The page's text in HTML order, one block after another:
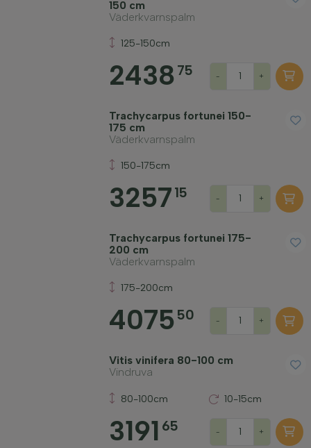
150 cm
Väderkvarnspalm
125-150cm
2438 75 - +
Trachycarpus fortunei 150-
175 cm
Väderkvarnspalm
150-175cm
3257 15 - +
Trachycarpus fortunei 175-
200 cm
Väderkvarnspalm
175-200cm
4075 50 - +
Vitis vinifera 80-100 cm
Vindruva
80-100cm 10-15cm
3191 65 - +